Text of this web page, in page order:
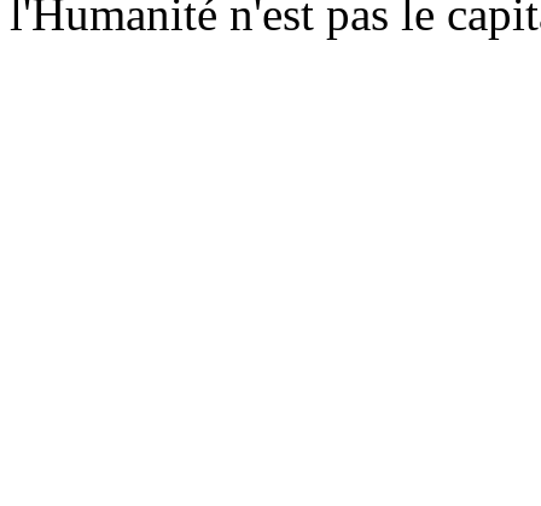
l'Humanité n'est pas le